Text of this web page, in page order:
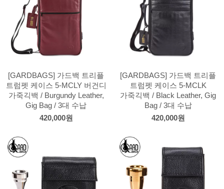
[GARDBAGS] 가드백 트리플
트럼펫 케이스 5-MCLY 버건디
가죽긱백 / Burgundy Leather,
Gig Bag / 3대 수납
420,000원
[GARDBAGS] 가드백 트리플
트럼펫 케이스 5-MCLK
가죽긱백 / Black Leather, Gig
Bag / 3대 수납
420,000원